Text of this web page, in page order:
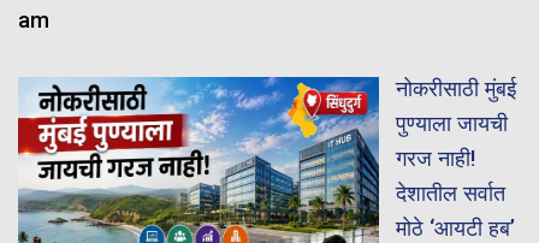
am
नोकरीसाठी मुंबई
पुण्याला जायची
गरज नाही!
देशातील सर्वात
मोठे ‘आयटी हब’